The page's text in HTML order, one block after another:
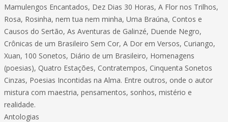
Mamulengos Encantados, Dez Dias 30 Horas, A Flor nos Trilhos,
Rosa, Rosinha, nem tua nem minha, Uma Braúna, Contos e
Causos do Sertão, As Aventuras de Galinzé, Duende Negro,
Crônicas de um Brasileiro Sem Cor, A Dor em Versos, Curiango,
Xuan, 100 Sonetos, Diário de um Brasileiro, Homenagens
(poesias), Quatro Estações, Contratempos, Cinquenta Sonetos
Cinzas, Poesias Incontidas na Alma. Entre outros, onde o autor
mistura com maestria, pensamentos, sonhos, mistério e
realidade.
Antologias